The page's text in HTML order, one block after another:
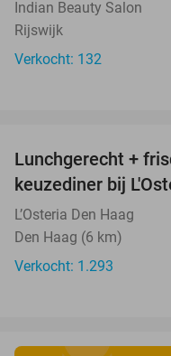
Indian Beauty Salon
Rijswijk
Verkocht: 132
Lunchgerecht +
keuzediner bij
L’Osteria Den Haag
Den Haag (6 km)
Verkocht: 1.293